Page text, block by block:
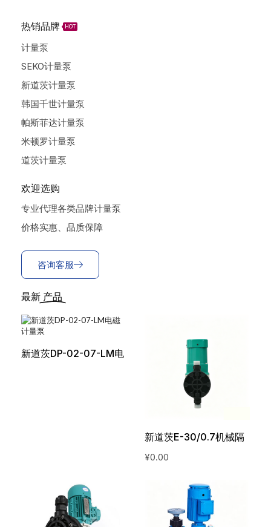
热销品牌 HOT
计量泵
SEKO计量泵
新道茨计量泵
韩国千世计量泵
帕斯菲达计量泵
米顿罗计量泵
道茨计量泵
欢迎选购
专业代理各类品牌计量泵
价格实惠、品质保障
咨询客服
最新 产品
新道茨DP-02-07-LM电
新道茨E-30/0.7机械隔
膜计量泵
¥0.00